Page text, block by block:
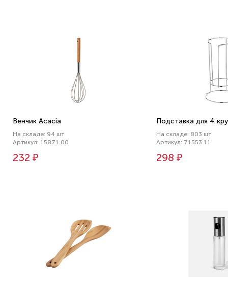
Венчик Acacia
На складе: 94 шт
Артикул: 15871.00
232 ₽
Подставка для 4
На складе: 803 шт
Артикул: 71553.11
298 ₽